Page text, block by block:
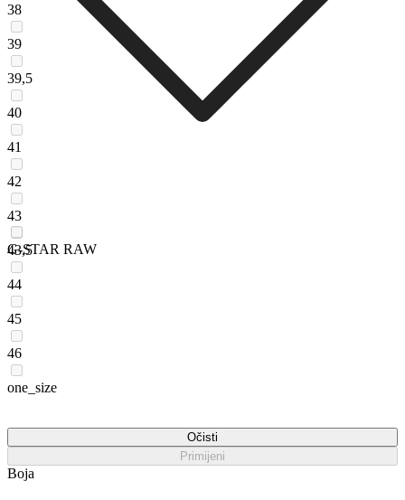
38
39
39,5
40
41
42
43
43,5
44
45
46
one_size
G-STAR RAW
Očisti
Primijeni
Boja